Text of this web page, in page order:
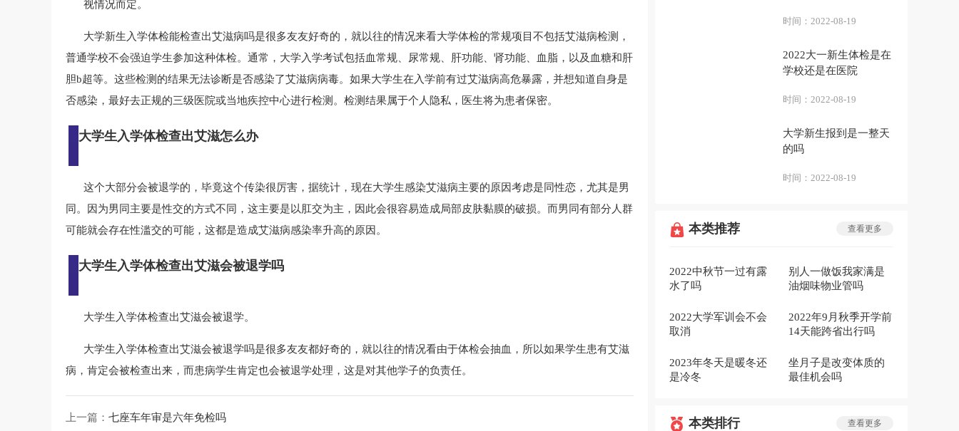
视情况而定。
大学新生入学体检能检查出艾滋病吗是很多友友好奇的，就以往的情况来看大学体检的常规项目不包括艾滋病检测，
普通学校不会强迫学生参加这种体检。通常，大学入学考试包括血常规、尿常规、肝功能、肾功能、血脂，以及血糖和肝
胆b超等。这些检测的结果无法诊断是否感染了艾滋病病毒。如果大学生在入学前有过艾滋病高危暴露，并想知道自身是
否感染，最好去正规的三级医院或当地疾控中心进行检测。检测结果属于个人隐私，医生将为患者保密。
大学生入学体检查出艾滋怎么办
这个大部分会被退学的，毕竟这个传染很厉害，据统计，现在大学生感染艾滋病主要的原因考虑是同性恋，尤其是男
同。因为男同主要是性交的方式不同，这主要是以肛交为主，因此会很容易造成局部皮肤黏膜的破损。而男同有部分人群
可能就会存在性滥交的可能，这都是造成艾滋病感染率升高的原因。
大学生入学体检查出艾滋会被退学吗
大学生入学体检查出艾滋会被退学。
大学生入学体检查出艾滋会被退学吗是很多友友都好奇的，就以往的情况看由于体检会抽血，所以如果学生患有艾滋
病，肯定会被检查出来，而患病学生肯定也会被退学处理，这是对其他学子的负责任。
上一篇： 七座车年审是六年免检吗
时间： 2022-08-19
2022大一新生体检是在
学校还是在医院
时间： 2022-08-19
大学新生报到是一整天
的吗
时间： 2022-08-19
本类推荐 查看更多
2022中秋节一过有露
水了吗
别人一做饭我家满是
油烟味物业管吗
2022大学军训会不会
取消
2022年9月秋季开学前
14天能跨省出行吗
2023年冬天是暖冬还
是冷冬
坐月子是改变体质的
最佳机会吗
本类排行 查看更多